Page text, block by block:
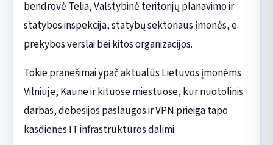
bendrovė Telia, Valstybinė teritorijų planavimo ir
statybos inspekcija, statybų sektoriaus įmonės, e.
prekybos verslai bei kitos organizacijos.
Tokie pranešimai ypač aktualūs Lietuvos įmonėms
Vilniuje, Kaune ir kituose miestuose, kur nuotolinis
darbas, debesijos paslaugos ir VPN prieiga tapo
kasdienės IT infrastruktūros dalimi.